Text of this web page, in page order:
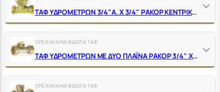
ΤΑΦ ΥΔΡΟΜΕΤΡΩΝ 3/4"Α. Χ 3/4" ΡΑΚΟΡ ΚΕΝΤΡΙΚΟ Χ 3/4"Α. ΟΡΕΙΧΑΛΚΙΝΟ ΚΙΤΡΙΝΟ
ΟΡΕΙΧΑΛΚΙΝΑ ΒΙΔΩΤΑ ΤΑΦ
ΤΑΦ ΥΔΡΟΜΕΤΡΩΝ ΜΕ ΔΥΟ ΠΛΑΪΝΑ ΡΑΚΟΡ 3/4" Χ 3/4" ΑΡΣ. ΚΕΝΤΡΟ ΟΡΕΙΧΑΛΚΙΝΑ ΚΙΤΡΙΝΑ
ΟΡΕΙΧΑΛΚΙΝΑ ΒΙΔΩΤΑ ΤΑΦ